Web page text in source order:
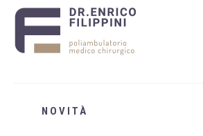
NOVITÀ